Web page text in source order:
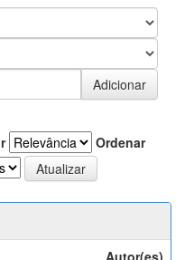
Ordenar
Autor(es)